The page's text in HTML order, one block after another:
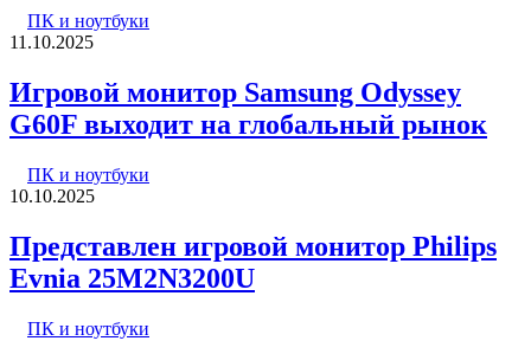
ПК и ноутбуки
11.10.2025
Игровой монитор Samsung Odyssey
G60F выходит на глобальный рынок
ПК и ноутбуки
10.10.2025
Представлен игровой монитор Philips
Evnia 25M2N3200U
ПК и ноутбуки